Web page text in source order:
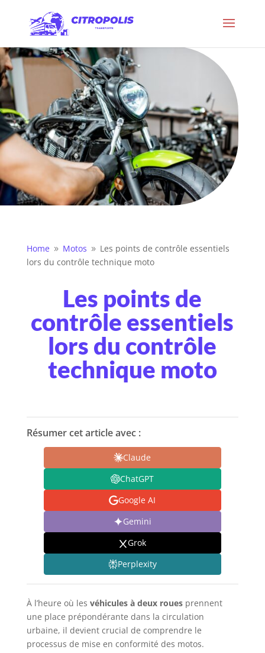
Home 9 Motos 9 Les points de contrôle essentiels
lors du contrôle technique moto
Les points de
contrôle essentiels
lors du contrôle
technique moto
Résumer cet article avec :
Claude
ChatGPT
Google AI
Gemini
Grok
Perplexity
À l’heure où les véhicules à deux rouesprennent
une place prépondérante dans la circulation
urbaine, il devient crucial de comprendre le
processus de mise en conformité des motos.